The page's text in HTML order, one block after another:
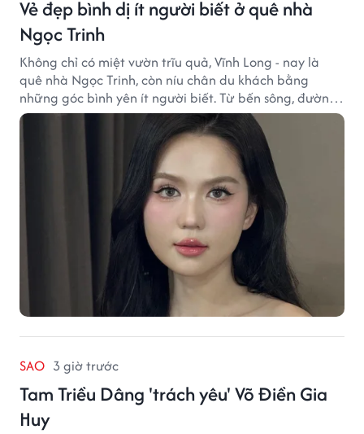
Vẻ đẹp bình dị ít người biết ở quê nhà
Ngọc Trinh
Không chỉ có miệt vườn trĩu quả, Vĩnh Long - nay là
quê nhà Ngọc Trinh, còn níu chân du khách bằng
những góc bình yên ít người biết. Từ bến sông, đường
quê đến nhịp sống chậm rãi, tất cả tạo nên sức hút rất
riêng của vùng đất miền Tây.
SAO 3 giờ trước
Tam Triều Dâng 'trách yêu' Võ Điền Gia
Huy